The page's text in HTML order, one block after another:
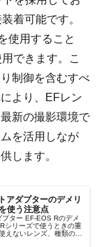
着可能です。
使用すること
できます。こ
制御を含むすべ
より、EFレン
新の撮影環境で
を活用しなが
します。
アダプターのデメリ
使う注意点
ター EF-EOS Rのデメ
シリーズで使うときの重
えないレンズ、種類の選